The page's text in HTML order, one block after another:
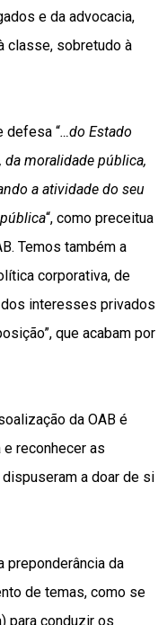
e da advocacia,
classe, sobretudo à
defesa “…do Estado
moralidade pública,
a atividade do seu
“, como preceitua
Temos também a
corporativa, de
interesses privados
que acabam por
da OAB é
reconhecer as
a doar de si
preponderância da
de temas, como se
para conduzir os